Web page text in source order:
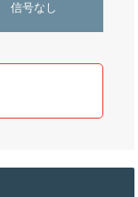
信号なし